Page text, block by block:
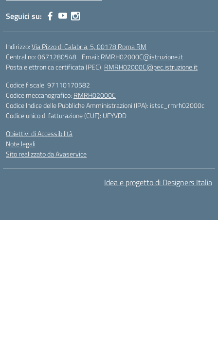
Seguici su:
Indirizzo:Via Pizzo di Calabria, 5, 00178 Roma RM
Centralino:0671280548 Email: RMRH02000C@istruzione.it
Posta elettronica certificata (PEC): RMRH02000C@pec.istruzione.it
Codice fiscale: 97110170582
Codice meccanografico: RMRH02000C
Codice Indice delle Pubbliche Amministrazioni (IPA): istsc_rmrh02000c
Codice unico di fatturazione (CUF): UFYVDD
Obiettivi di Accessibilità
Note legali
Sito realizzato da Avaservice
Idea e progetto di Designers Italia